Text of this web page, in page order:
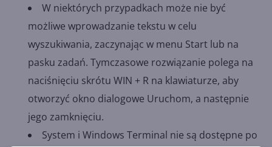
W niektórych przypadkach może nie być
możliwe wprowadzanie tekstu w celu
wyszukiwania, zaczynając w menu Start lub na
pasku zadań. Tymczasowe rozwiązanie polega na
naciśnięciu skrótu WIN + R na klawiaturze, aby
otworzyć okno dialogowe Uruchom, a następnie
jego zamknięciu.
System i Windows Terminal nie są dostępne po